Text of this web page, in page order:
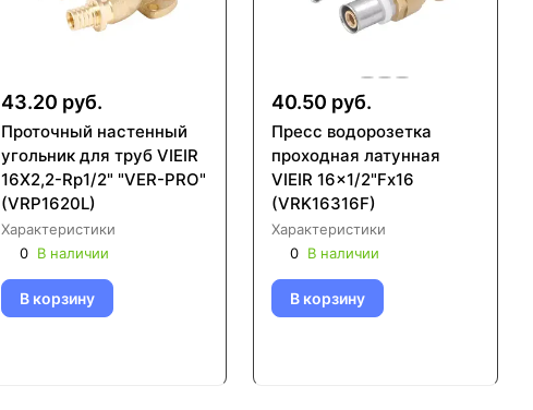
43.20 руб.
Проточный настенный
угольник для труб VIEIR
16X2,2-Rp1/2" "VER-PRO"
(VRP1620L)
Характеристики
0 В наличии
В корзину
40.50 руб.
Пресс водорозетка
проходная латунная
VIEIR 16x1/2"Fx16
(VRK16316F)
Характеристики
0 В наличии
В корзину